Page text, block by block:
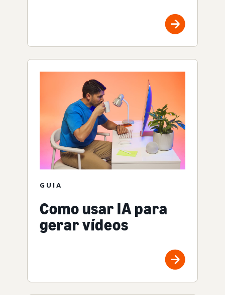
GUIA
Como usar IA para
gerar vídeos